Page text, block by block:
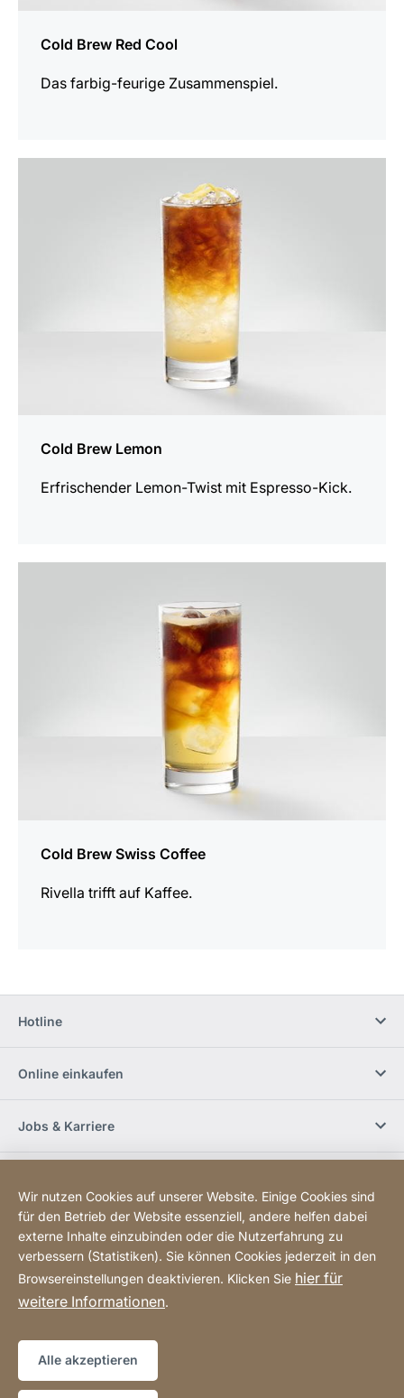
Cold Brew Red Cool
Das farbig-feurige Zusammenspiel.
Cold Brew Lemon
Erfrischender Lemon-Twist mit Espresso-Kick.
Cold Brew Swiss Coffee
Rivella trifft auf Kaffee.
Hotline
Online einkaufen
Jobs & Karriere
Social Media
Newsletter bestellen
Website
[Website
information]
Sitemap
Wir nutzen Cookies auf unserer Website. Einige Cookies sind
für den Betrieb der Website essenziell, andere helfen dabei
externe Inhalte einzubinden oder die Nutzerfahrung zu
verbessern (Statistiken). Sie können Cookies jederzeit in den
Browsereinstellungen deaktivieren. Klicken Sie hier für
weitere Informationen.
Alle akzeptieren